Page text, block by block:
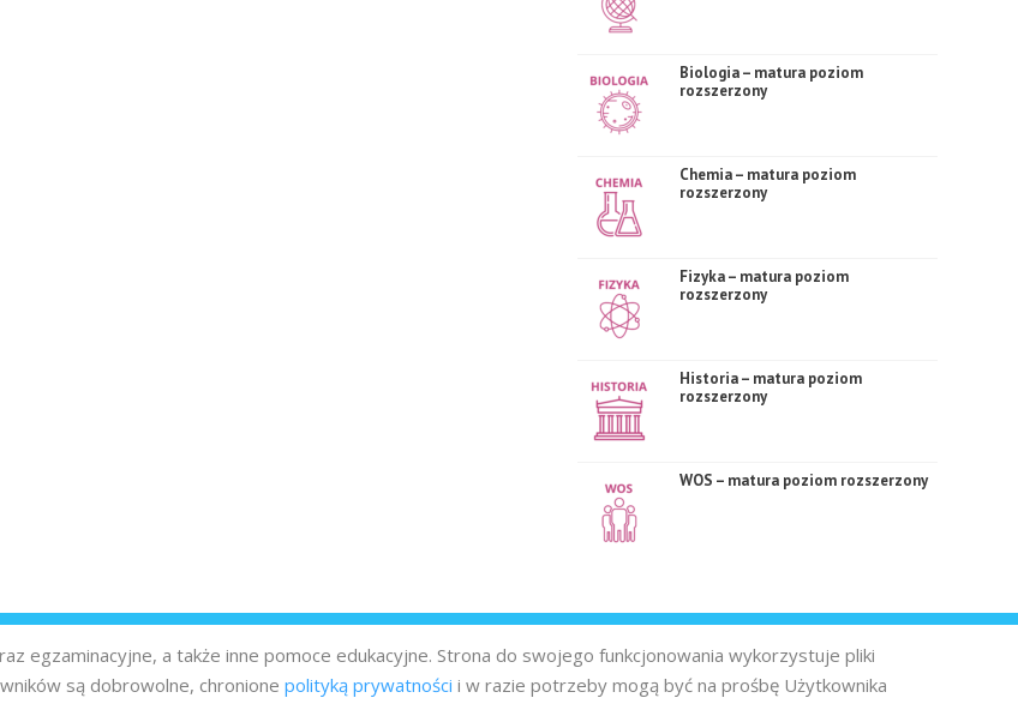
Biologia – matura poziom
rozszerzony
Chemia – matura poziom
rozszerzony
Fizyka – matura poziom
rozszerzony
Historia – matura poziom
rozszerzony
WOS – matura poziom rozszerzony
egzaminacyjne, a także inne pomoce edukacyjne. Strona do swojego funkcjonowania wykorzystuje pliki
są dobrowolne, chronione polityką prywatności i w razie potrzeby mogą być na prośbę Użytkownika